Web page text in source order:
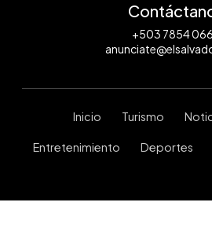
+503 7854
Inicio Turismo
Entretenimiento Deportes